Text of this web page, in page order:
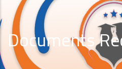
Documents